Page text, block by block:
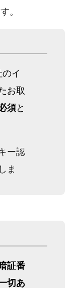
。
のイ
お取
須と
ー認
ま
証番
切あ